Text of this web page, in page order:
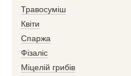
Травосуміш
Квіти
Спаржа
Фізаліс
Міцелій грибів